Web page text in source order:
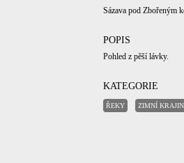
Sázava pod Zbořeným
POPIS
Pohled z pěší lávky.
KATEGORIE
ŘEKY ZIMNÍ